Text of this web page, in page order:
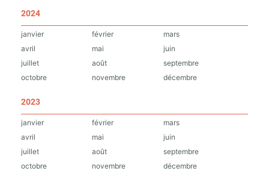
2024
janvier février
mars
avril
mai
juin
juillet
août
septembre
octobre
novembre décembre
2023
janvier février
mars
avril
mai
juin
juillet
août
septembre
octobre
novembre décembre